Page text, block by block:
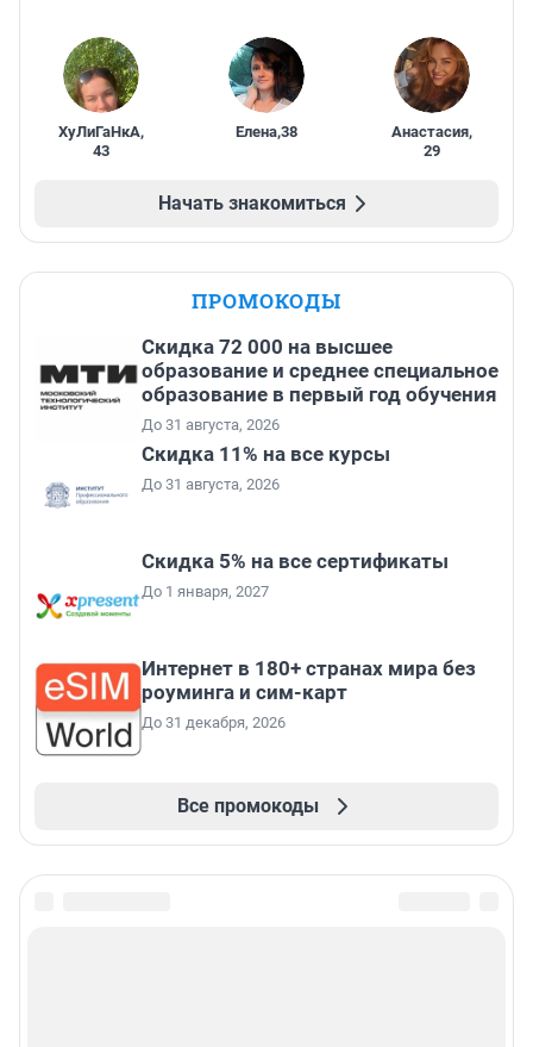
ХуЛиГаНкА,
43
Елена,38 Анастасия,
29
Начать знакомиться
ПРОМОКОДЫ
Скидка 72 000 на высшее
образование и среднее специальное
образование в первый год обучения
До 31 августа, 2026
Скидка 11% на все курсы
До 31 августа, 2026
Скидка 5% на все сертификаты
До 1 января, 2027
Интернет в 180+ странах мира без
роуминга и сим-карт
До 31 декабря, 2026
Все промокоды